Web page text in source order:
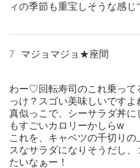
ィの季節も重宝しそうな感じ
7 マジョマジョ★座間
わー♡回転寿司のこれ乗って
っけ？スゴい美味しいです
真似っこで、シーサラダ丼
もすごいカロリーかしらw
これを、キャベツの千切り
スなサラダになりそうだし
たいなぁー！